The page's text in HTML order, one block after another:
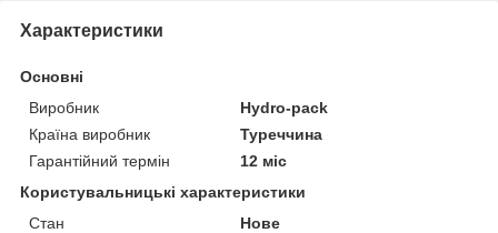
Характеристики
Основні
Виробник
Hydro-pack
Країна виробник
Туреччина
Гарантійний термін
12 міс
Користувальницькі характеристики
Стан
Нове